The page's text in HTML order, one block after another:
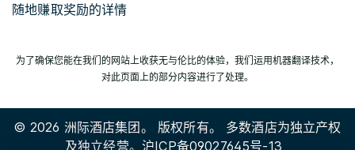
随地赚取奖励的详情
为了确保您能在我们的网站上收获无与伦比的体验，我们运用机器翻译技术，
对此页面上的部分内容进行了处理。
© 2026 洲际酒店集团。 版权所有。 多数酒店为独立产权
及独立经营。沪ICP备09027645号-13